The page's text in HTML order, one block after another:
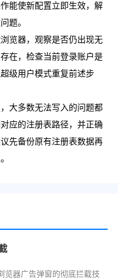
能使新配置立即生效，解
题。
览器，观察是否仍出现无
在，检查当前登录账户是
级用户模式重复前述步
大多数无法写入的问题都
应的注册表路径，并正确
先备份原有注册表数据再
览器广告弹窗的彻底拦截技